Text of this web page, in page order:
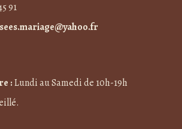
91
:Lundi au Samedi de 10h-19h